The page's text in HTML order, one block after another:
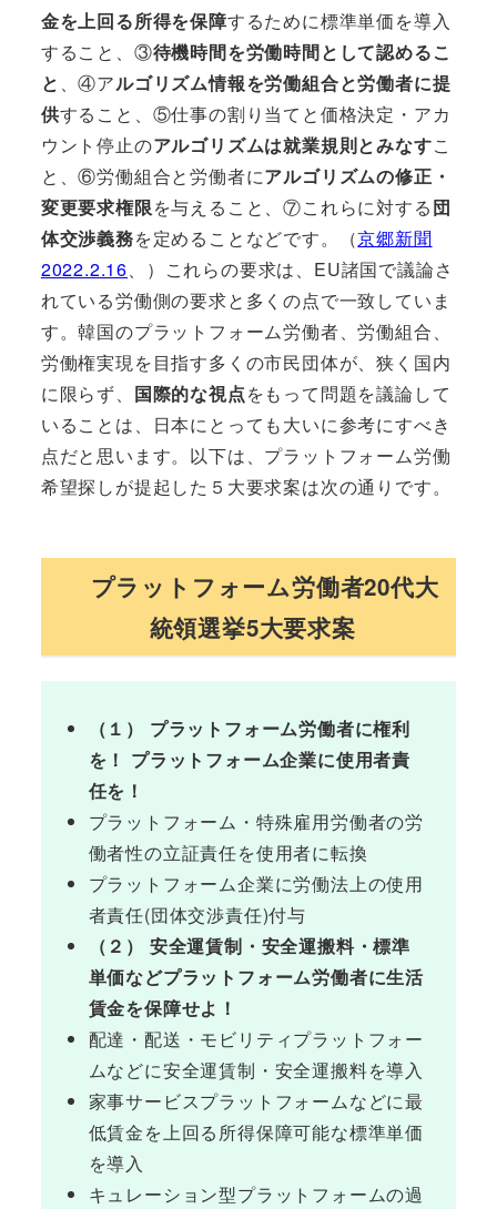
金を上回る所得を保障するために標準単価を導入
すること、③待機時間を労働時間として認めるこ
と 、④アルゴリズム情報を労働組合と労働者に提
供すること、⑤仕事の割り当てと価格決定・アカ
ウント停止のアルゴリズムは就業規則とみなすこ
と、⑥労働組合と労働者にアルゴリズムの修正・
変更要求権限を与えること、⑦これらに対する団
体交渉義務を定めることなどです。（京郷新聞
2022.2.16、）これらの要求は、EU諸国で議論さ
れている労働側の要求と多くの点で一致していま
す。韓国のプラットフォーム労働者、労働組合、
労働権実現を目指す多くの市民団体が、狭く国内
に限らず、 国際的な視点をもって問題を議論して
いることは、日本にとっても大いに参考にすべき
点だと思います。以下は、プラットフォーム労働
希望探しが提起した５大要求案は次の通りです。
プラットフォーム労働者20代大
統領選挙5大要求案
（１） プラットフォーム労働者に権利
を！ プラットフォーム企業に使用者責
任を！
プラットフォーム・特殊雇用労働者の労
働者性の立証責任を使用者に転換
プラットフォーム企業に労働法上の使用
者責任(団体交渉責任)付与
（２） 安全運賃制・安全運搬料・標準
単価などプラットフォーム労働者に生活
賃金を保障せよ！
配達・配送・モビリティプラットフォー
ムなどに安全運賃制・安全運搬料を導入
家事サービスプラットフォームなどに最
低賃金を上回る所得保障可能な標準単価
を導入
キュレーション型プラットフォームの過